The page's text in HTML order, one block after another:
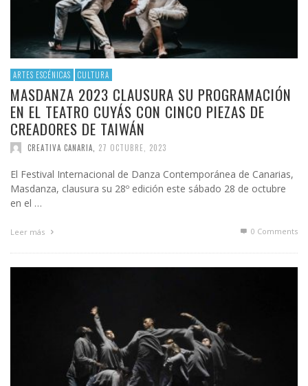
ARTES ESCÉNICAS CULTURA
MASDANZA 2023 CLAUSURA SU PROGRAMACIÓN
EN EL TEATRO CUYÁS CON CINCO PIEZAS DE
CREADORES DE TAIWÁN
CREATIVA CANARIA 27 OCTUBRE, 2023
El Festival Internacional de Danza Contemporánea de Canarias,
Masdanza, clausura su 28º edición este sábado 28 de octubre
en el …
Leer más 0 Comments